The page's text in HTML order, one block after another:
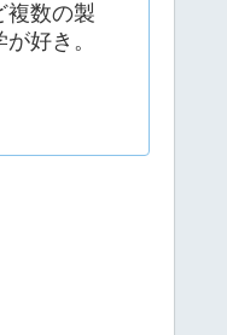
複数の製
好き。